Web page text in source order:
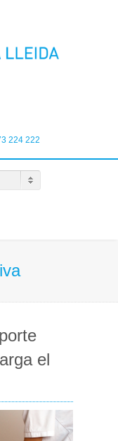
224 222
el